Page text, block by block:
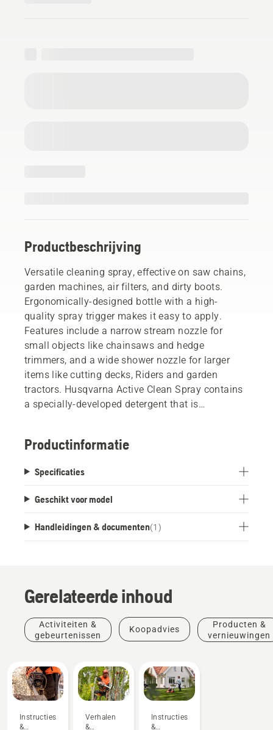
Productbeschrijving
Versatile cleaning spray, effective on saw chains,
garden machines, air filters, and dirty boots.
Ergonomically-designed bottle with a high-
quality spray trigger makes it easy to apply.
Features include a narrow stream nozzle for
small objects like chainsaws and hedge
trimmers, and a wide shower nozzle for larger
items like cutting decks, Riders and garden
tractors. Husqvarna Active Clean Spray contains
a specially-developed detergent that is
Productinformatie
Specificaties
Geschikt voor model
Handleidingen & documenten(1 )
Gerelateerde inhoud
Activiteiten &
gebeurtenissen
Koopadvies
Producten &
vernieuwingen
Instructies
&
Verhalen
&
Instructies
&